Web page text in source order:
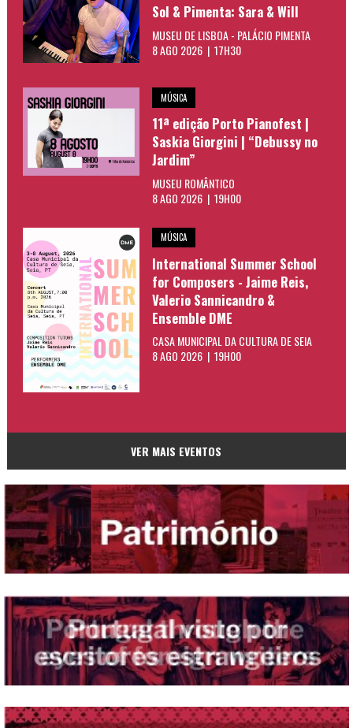
Sol & Pimenta: Sara & Will
MUSEU DE LISBOA - PALÁCIO PIMENTA
8 AGO 2026 | 17H30
MÚSICA
11ª edição Porto Pianofest |
Saskia Giorgini | “Debussy no
Jardim”
MUSEU ROMÂNTICO
8 AGO 2026 | 19H00
MÚSICA
International Summer School
for Composers - Jaime Reis,
Valerio Sannicandro &
Ensemble DME
CASA MUNICIPAL DA CULTURA DE SEIA
8 AGO 2026 | 19H00
VER MAIS EVENTOS